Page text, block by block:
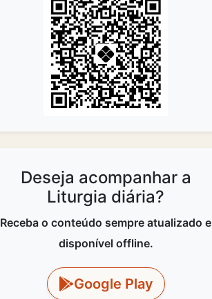
Deseja acompanhar a
Liturgia diária?
Receba o conteúdo sempre atualizado e
disponível offline.
Google Play